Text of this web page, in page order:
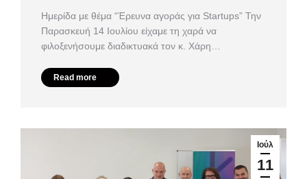
Ημερίδα με θέμα “Έρευνα αγοράς για Startups” Την
Παρασκευή 14 Ιουλίου είχαμε τη χαρά να
φιλοξενήσουμε διαδικτυακά τον κ. Χάρη…
Read more
Ιούλ
11